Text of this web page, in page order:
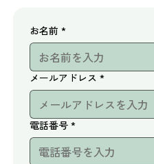
お名前 *
メールアドレス *
電話番号 *